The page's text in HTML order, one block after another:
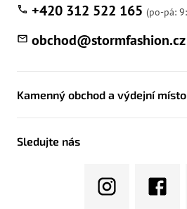
obchod@stormfashion.cz
+420 312 522 165
Kamenný obchod a výdejní místo
Sledujte nás